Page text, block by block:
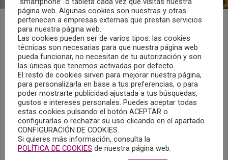
Según podemos leer en redaccionmedica.com,
la Audiencia Nacional ha concluido de nuevo que
la Psicología no es una profesión sanitaria regulada por lo
que el título no habilita a sus estudiantes a acceder
directamente al ejercicio en el campo de la salud.
La decisión judicial de los magistrados ha provocado el
rechazo del Consejo General que había llevado la causa a
los tribunales y que ahora debate internamente si elevar
un nuevo recurso de casación ante la misma sala en un
página web. Algunas cookies son nuestras y otras
pertenecen a empresas externas que prestan servicios
para nuestra página web.
Las cookies pueden ser de varios tipos: las cookies
técnicas son necesarias para que nuestra página web
pueda funcionar, no necesitan de tu autorización y son
las únicas que tenemos activadas por defecto.
El resto de cookies sirven para mejorar nuestra página,
para personalizarla en base a tus preferencias, o para
poder mostrarte publicidad ajustada a tus búsquedas,
gustos e intereses personales. Puedes aceptar todas
estas cookies pulsando el botón ACEPTAR o
configurarlas o rechazar su uso clicando en el apartado
CONFIGURACIÓN DE COOKIES.
Si quieres más información, consulta la
POLÍTICA DE COOKIES de nuestra página web.